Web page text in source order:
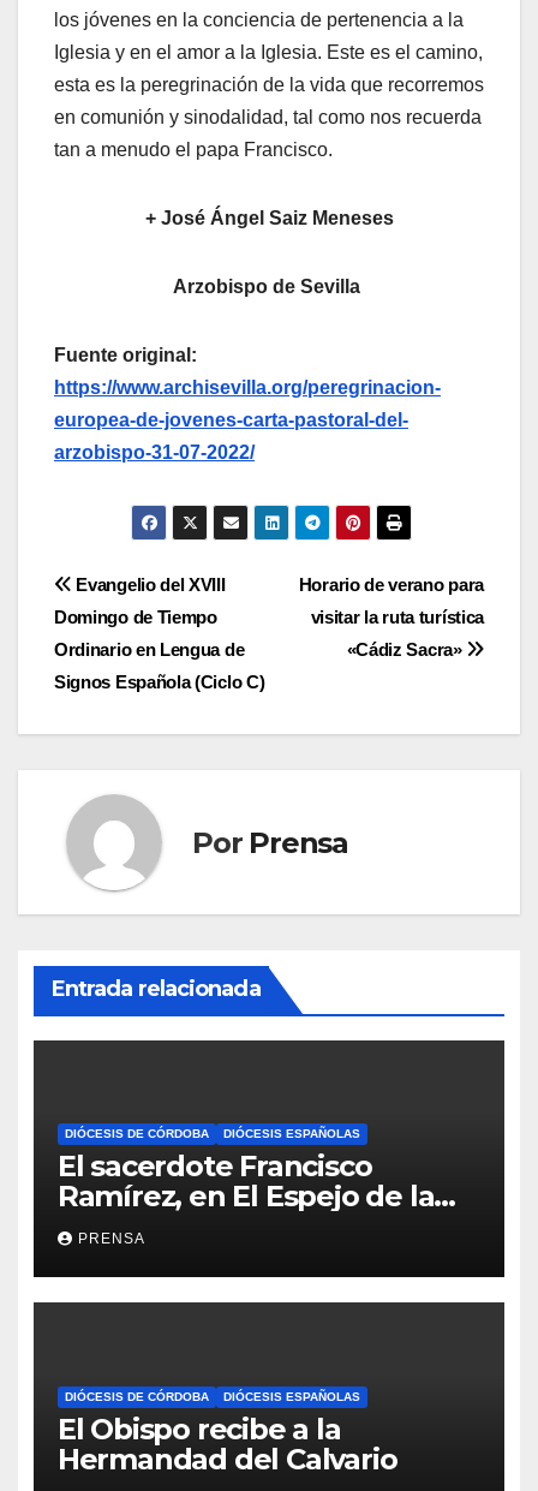
los jóvenes en la conciencia de pertenencia a la
Iglesia y en el amor a la Iglesia. Este es el camino,
esta es la peregrinación de la vida que recorremos
en comunión y sinodalidad, tal como nos recuerda
tan a menudo el papa Francisco.
+ José Ángel Saiz Meneses
Arzobispo de Sevilla
Fuente original:
https://www.archisevilla.org/peregrinacion-
europea-de-jovenes-carta-pastoral-del-
arzobispo-31-07-2022/
Navegación
de
entradas
Horario de verano para
visitar la ruta turística
«Cádiz Sacra»
Evangelio del XVIII
Domingo de Tiempo
Ordinario en Lengua de
Signos Española (Ciclo C)
Por Prensa
Entrada relacionada
DIÓCESIS DE CÓRDOBA DIÓCESIS ESPAÑOLAS
El sacerdote Francisco
Ramírez, en El Espejo de la
Iglesia
PRENSA
DIÓCESIS DE CÓRDOBA DIÓCESIS ESPAÑOLAS
El Obispo recibe a la
Hermandad del Calvario